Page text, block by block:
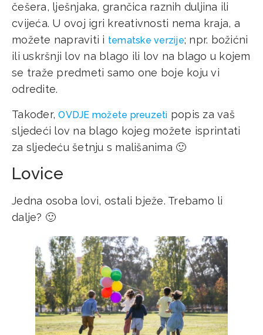
češera, lješnjaka, grančica raznih duljina ili
cvijeća. U ovoj igri kreativnosti nema kraja, a
možete napraviti i tematske verzije; npr. božićni
ili uskršnji lov na blago ili lov na blago u kojem
se traže predmeti samo one boje koju vi
odredite.
Također,OVDJE možete preuzeti popis za vaš
sljedeći lov na blago kojeg možete isprintati
za sljedeću šetnju s mališanima 🙂
Lovice
Jedna osoba lovi, ostali bježe. Trebamo li
dalje? 🙂